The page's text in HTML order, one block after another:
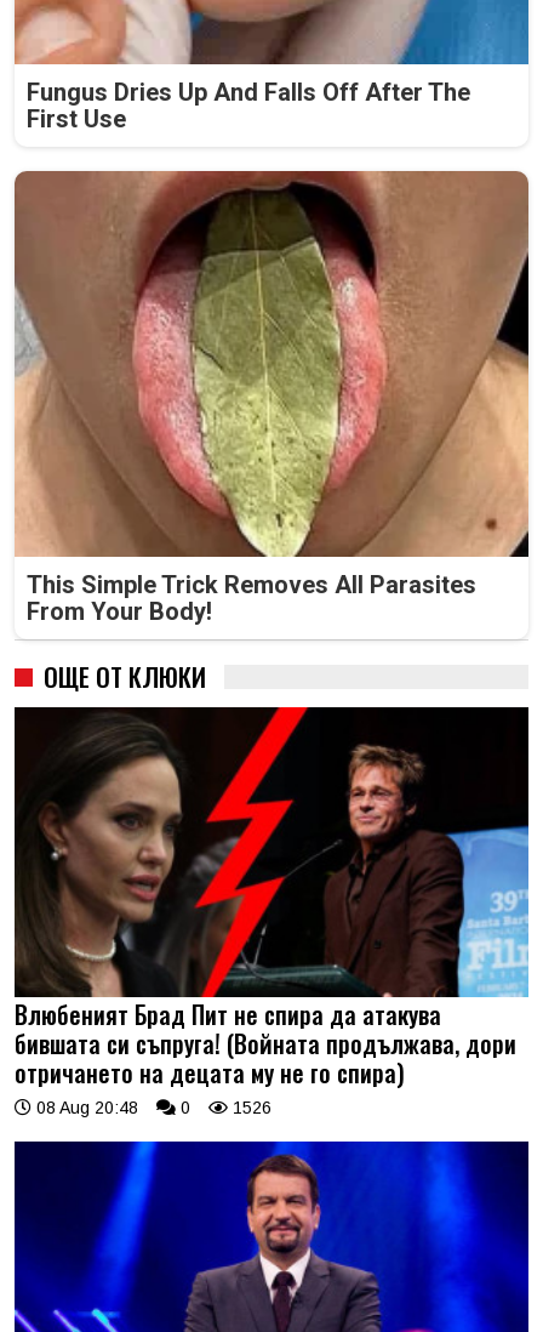
Fungus Dries Up And Falls Off After The
First Use
This Simple Trick Removes All Parasites
From Your Body!
ОЩЕ ОТ КЛЮКИ
Влюбеният Брад Пит не спира да атакува
бившата си съпруга! (Войната продължава, дори
отричането на децата му не го спира)
08 Aug 20:48 0 1526